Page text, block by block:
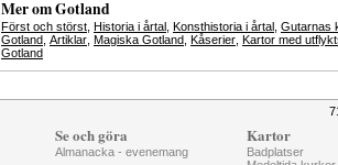
Mer om Gotland
Först och störst Historia i årtal Konsthistoria i årtal Gutarnas
Gotland Artiklar Magiska Gotland Kåserier Kartor med
Gotland
Se och göra
Almanacka - evenemang
Kartor
Badplatser